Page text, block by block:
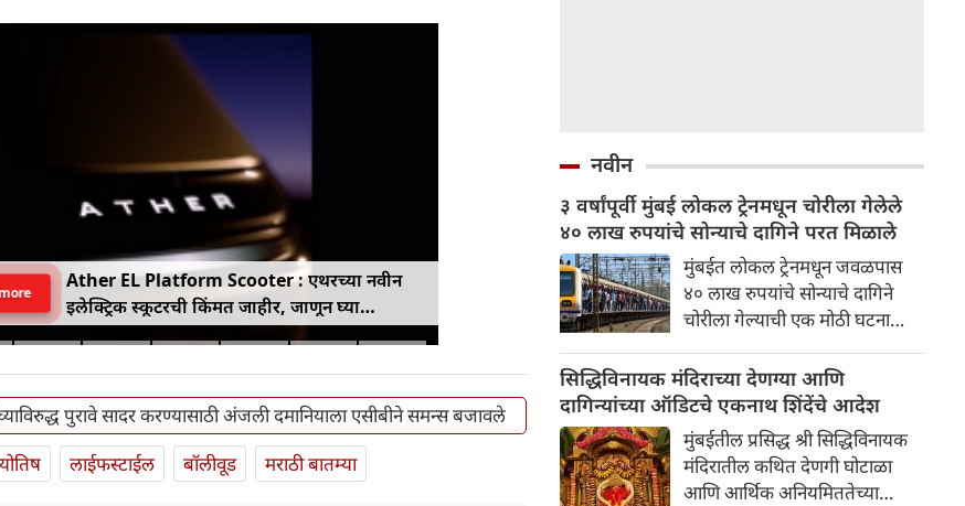
Ather EL Platform Scooter : एथरच्या नवीन
इलेक्ट्रिक स्कूटरची किंमत जाहीर, जाणून घ्या
कोनार्कमध्ये कोणती खास वैशिष्ट्ये आहे
पुरावे सादर करण्यासाठी अंजली दमानियाला एसीबीने समन्स बजावले
लाईफस्टाईल बॉलीवूड मराठी बातम्या
नवीन
३ वर्षांपूर्वी मुंबई लोकल ट्रेनमधून चोरीला गेलेले
४० लाख रुपयांचे सोन्याचे दागिने परत मिळाले
मुंबईत लोकल ट्रेनमधून जवळपास
४० लाख रुपयांचे सोन्याचे दागिने
चोरीला गेल्याची एक मोठी घटना
मध्ये अंबरनाथहून छत्रपती शिवाजी
महाराज टर्मिनस (CSMT) कडे प्रवास
करणाऱ्या एका प्रवाशाचे ४० लाख
रुपये किमतीचे सोन्याचे दागिने
लोकल ट्रेनमधून चोरीस गेले होते.
सिद्धिविनायक मंदिराच्या देणग्या आणि
दागिन्यांच्या ऑडिटचे एकनाथ शिंदेंचे आदेश
मुंबईतील प्रसिद्ध श्री सिद्धिविनायक
मंदिरातील कथित देणगी घोटाळा
आणि आर्थिक अनियमिततेच्या